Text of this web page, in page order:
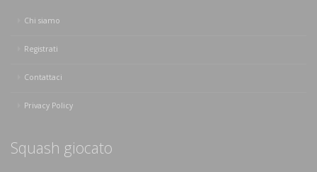
Chi siamo
Registrati
Contattaci
Privacy Policy
Squash giocato